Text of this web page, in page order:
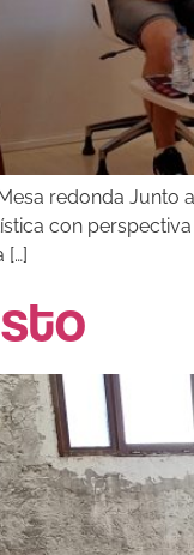
redonda
con
[…]